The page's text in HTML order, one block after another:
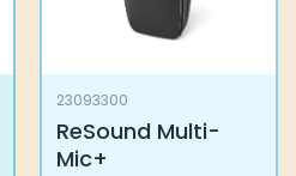
23093300
ReSound Multi-
Mic+